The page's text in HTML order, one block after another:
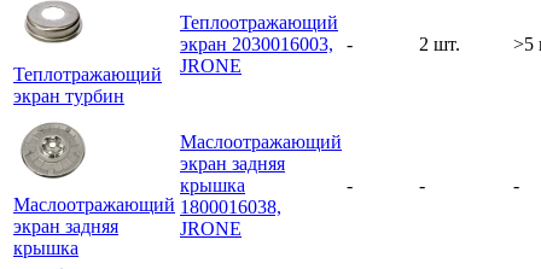
Теплотражающий
экран турбин
Теплоотражающий
экран 2030016003,
JRONE
- 2 шт. >5
Маслоотражающий
экран задняя
крышка
Маслоотражающий
экран задняя
крышка
1800016038,
JRONE
- - -